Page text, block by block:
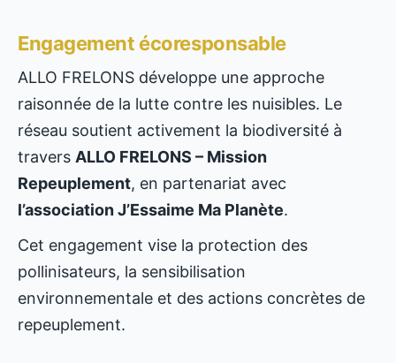
Engagement écoresponsable
ALLO FRELONS développe une approche
raisonnée de la lutte contre les nuisibles. Le
réseau soutient activement la biodiversité à
travers ALLO FRELONS – Mission
Repeuplement, en partenariat avec
l’association J’Essaime Ma Planète.
Cet engagement vise la protection des
pollinisateurs, la sensibilisation
environnementale et des actions concrètes de
repeuplement.